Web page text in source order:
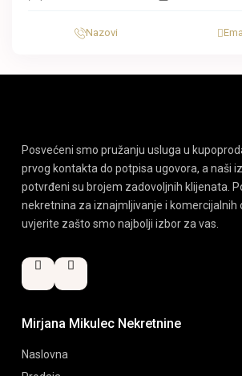
Nazovi
Posvećeni smo pružanju usluga u
prvog kontakta do potpisa ugovora, a naši
potvrđeni su brojem zadovoljnih klijenata.
nekretnina za iznajmljivanje i komercijalnih
uvjerite zašto smo najbolji izbor za vas.
Mirjana Mikulec Nekretnine
Naslovna